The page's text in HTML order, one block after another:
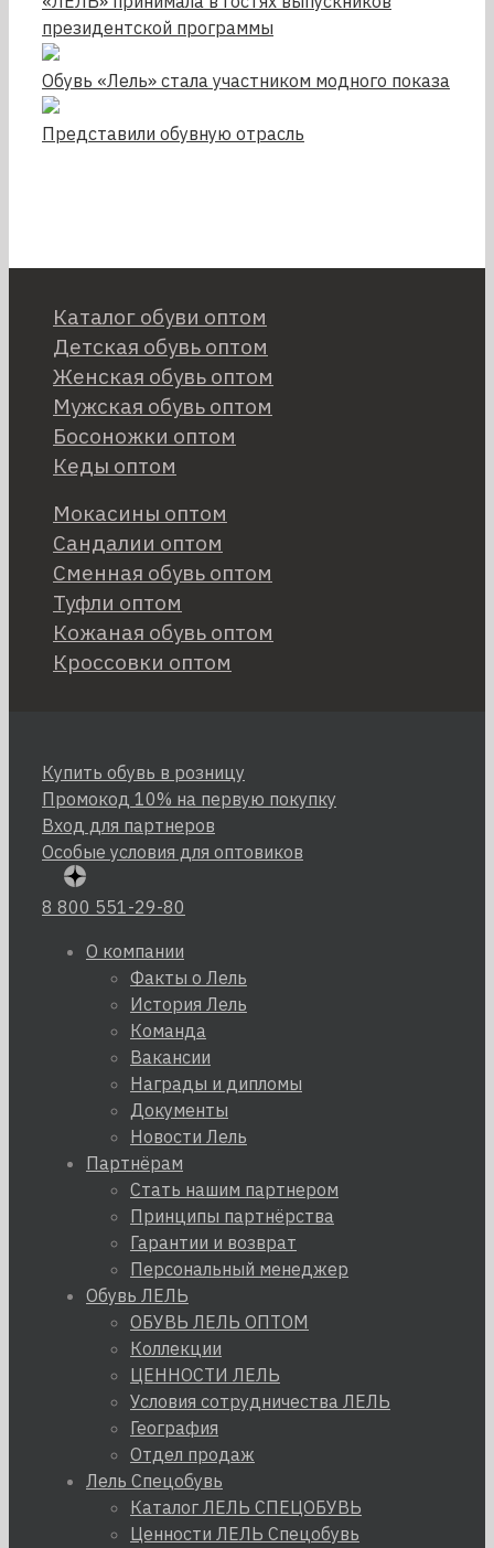
президентской программы
Обувь «Лель» стала участником модного показа
Представили обувную отрасль
Каталог обуви оптом
Детская обувь оптом
Женская обувь оптом
Мужская обувь оптом
Босоножки оптом
Кеды оптом
Мокасины оптом
Сандалии оптом
Сменная обувь оптом
Туфли оптом
Кожаная обувь оптом
Кроссовки оптом
Купить обувь в розницу
Промокод 10% на первую покупку
Вход для партнеров
Особые условия для оптовиков
8 800 551-29-80
О компании
Факты о Лель
История Лель
Команда
Вакансии
Награды и дипломы
Документы
Новости Лель
Партнёрам
Стать нашим партнером
Принципы партнёрства
Гарантии и возврат
Персональный менеджер
Обувь ЛЕЛЬ
ОБУВЬ ЛЕЛЬ ОПТОМ
Коллекции
ЦЕННОСТИ ЛЕЛЬ
Условия сотрудничества ЛЕЛЬ
География
Отдел продаж
Лель Спецобувь
Каталог ЛЕЛЬ СПЕЦОБУВЬ
Ценности ЛЕЛЬ Спецобувь